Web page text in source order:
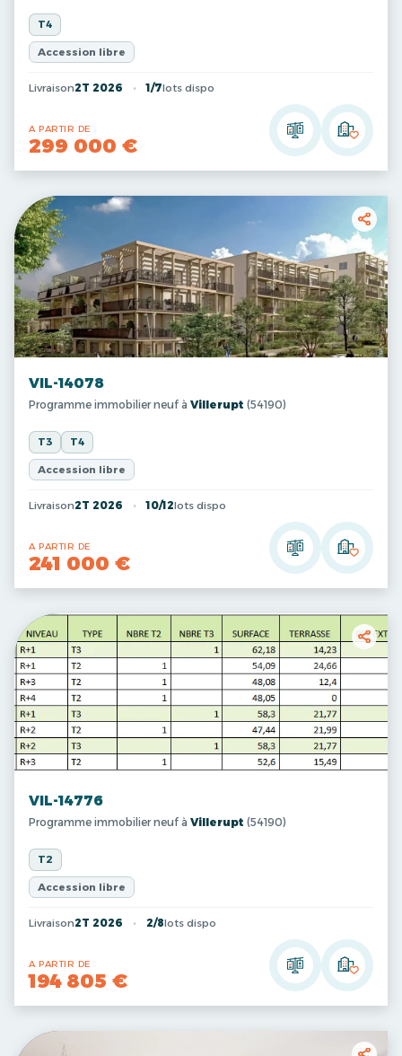
T4
Accession libre
Livraison2T 2026 1/7lots dispo
A PARTIR DE
299 000 €
VIL-14078
Programme immobilier neuf à Villerupt (54190)
T3 T4
Accession libre
Livraison2T 2026 10/12lots dispo
A PARTIR DE
241 000 €
VIL-14776
Programme immobilier neuf à Villerupt (54190)
T2
Accession libre
Livraison2T 2026 2/8lots dispo
A PARTIR DE
194 805 €